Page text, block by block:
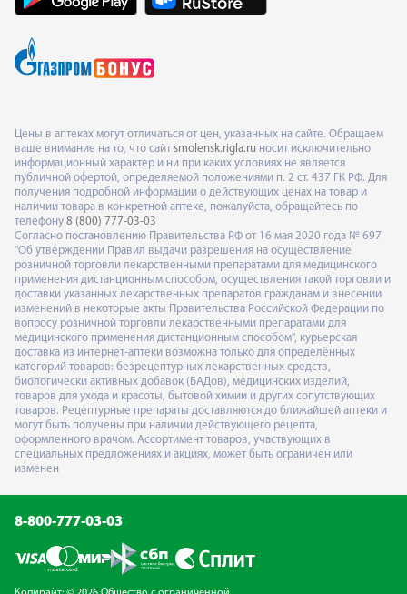
Цены в аптеках могут отличаться от цен, указанных на сайте. Обращаем
ваше внимание на то, что сайт smolensk.rigla.ru носит исключительно
информационный характер и ни при каких условиях не является
публичной офертой, определяемой положениями п. 2 ст. 437 ГК РФ. Для
получения подробной информации о действующих ценах на товар и
наличии товара в конкретной аптеке, пожалуйста, обращайтесь по
телефону 8 (800) 777-03-03
Согласно постановлению Правительства РФ от 16 мая 2020 года № 697
"Об утверждении Правил выдачи разрешения на осуществление
розничной торговли лекарственными препаратами для медицинского
применения дистанционным способом, осуществления такой торговли и
доставки указанных лекарственных препаратов гражданам и внесении
изменений в некоторые акты Правительства Российской Федерации по
вопросу розничной торговли лекарственными препаратами для
медицинского применения дистанционным способом", курьерская
доставка из интернет-аптеки возможна только для определённых
категорий товаров: безрецептурных лекарственных средств,
биологически активных добавок (БАДов), медицинских изделий,
товаров для ухода и красоты, бытовой химии и других сопутствующих
товаров. Рецептурные препараты доставляются до ближайшей аптеки и
могут быть получены при наличии действующего рецепта,
оформленного врачом. Ассортимент товаров, участвующих в
специальных предложениях и акциях, может быть ограничен или
изменен
8-800-777-03-03